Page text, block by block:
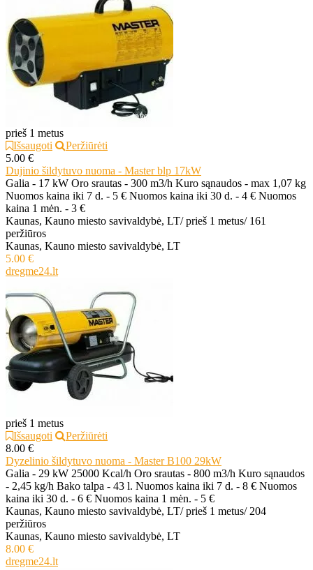
prieš 1 metus
Išsaugoti
Peržiūrėti
5.00 €
Dujinio šildytuvo nuoma - Master blp 17kW
Galia - 17 kW Oro srautas - 300 m3/h Kuro sąnaudos - max 1,07 kg
Nuomos kaina iki 7 d. - 5 € Nuomos kaina iki 30 d. - 4 € Nuomos
kaina 1 mėn. - 3 €
Kaunas, Kauno miesto savivaldybė, LT/ prieš 1 metus/ 161
peržiūros
Kaunas, Kauno miesto savivaldybė, LT
5.00 €
dregme24.lt
prieš 1 metus
Išsaugoti
Peržiūrėti
8.00 €
Dyzelinio šildytuvo nuoma - Master B100 29kW
Galia - 29 kW 25000 Kcal/h Oro srautas - 800 m3/h Kuro sąnaudos
- 2,45 kg/h Bako talpa - 43 l. Nuomos kaina iki 7 d. - 8 € Nuomos
kaina iki 30 d. - 6 € Nuomos kaina 1 mėn. - 5 €
Kaunas, Kauno miesto savivaldybė, LT/ prieš 1 metus/ 204
peržiūros
Kaunas, Kauno miesto savivaldybė, LT
8.00 €
dregme24.lt